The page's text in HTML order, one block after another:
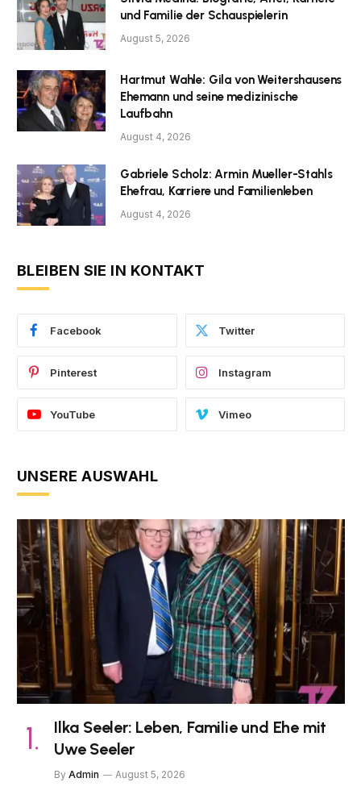
und Familie der Schauspielerin
August 5, 2026
Hartmut Wahle: Gila von Weitershausens
Ehemann und seine medizinische
Laufbahn
August 4, 2026
Gabriele Scholz: Armin Mueller-Stahls
Ehefrau, Karriere und Familienleben
August 4, 2026
BLEIBEN SIE IN KONTAKT
Facebook Twitter
Pinterest Instagram
YouTube Vimeo
UNSERE AUSWAHL
Ilka Seeler: Leben, Familie und Ehe mit
Uwe Seeler
By Admin August 5, 2026